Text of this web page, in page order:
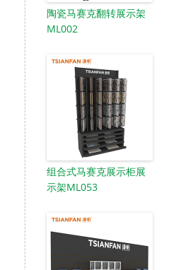
陶瓷马赛克翻转展示架
ML002
组合式马赛克展示柜展
示架ML053